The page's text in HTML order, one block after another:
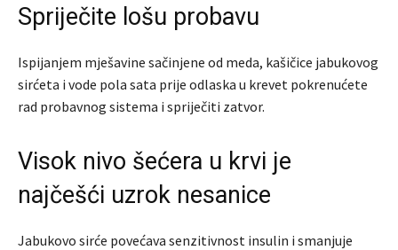
Spriječite lošu probavu
Ispijanjem mješavine sačinjene od meda, kašičice jabukovog
sirćeta i vode pola sata prije odlaska u krevet pokrenućete
rad probavnog sistema i spriječiti zatvor.
Visok nivo šećera u krvi je
najčešći uzrok nesanice
Jabukovo sirće povećava senzitivnost insulin i smanjuje